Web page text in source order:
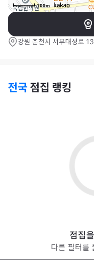
100m
강원 춘천시 서부대성로
전국 점집 랭킹
점집
다른 필터를